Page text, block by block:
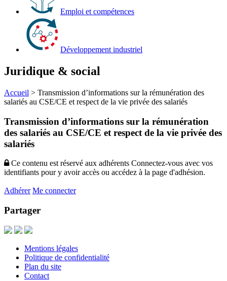
Emploi et compétences
Développement industriel
Juridique & social
Accueil > Transmission d’informations sur la rémunération des
salariés au CSE/CE et respect de la vie privée des salariés
Transmission d’informations sur la rémunération
des salariés au CSE/CE et respect de la vie privée des
salariés
Ce contenu est réservé aux adhérents Connectez-vous avec vos
identifiants pour y avoir accès ou accédez à la page d'adhésion.
Adhérer Me connecter
Partager
Mentions légales
Politique de confidentialité
Plan du site
Contact